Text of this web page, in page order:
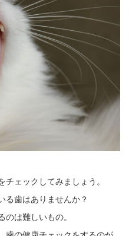
ェックしてみましょう。
る歯はありませんか？
は難しいもの。